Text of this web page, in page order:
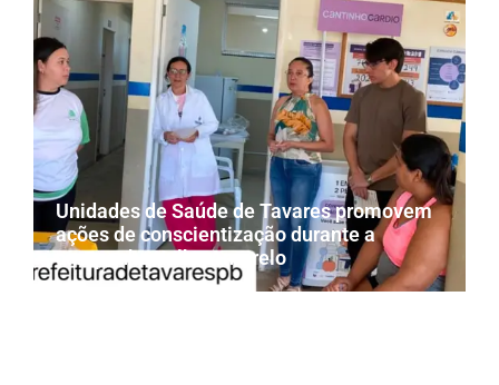
Unidades de Saúde de Tavares promovem
ações de conscientização durante a
campanha Julho Amarelo